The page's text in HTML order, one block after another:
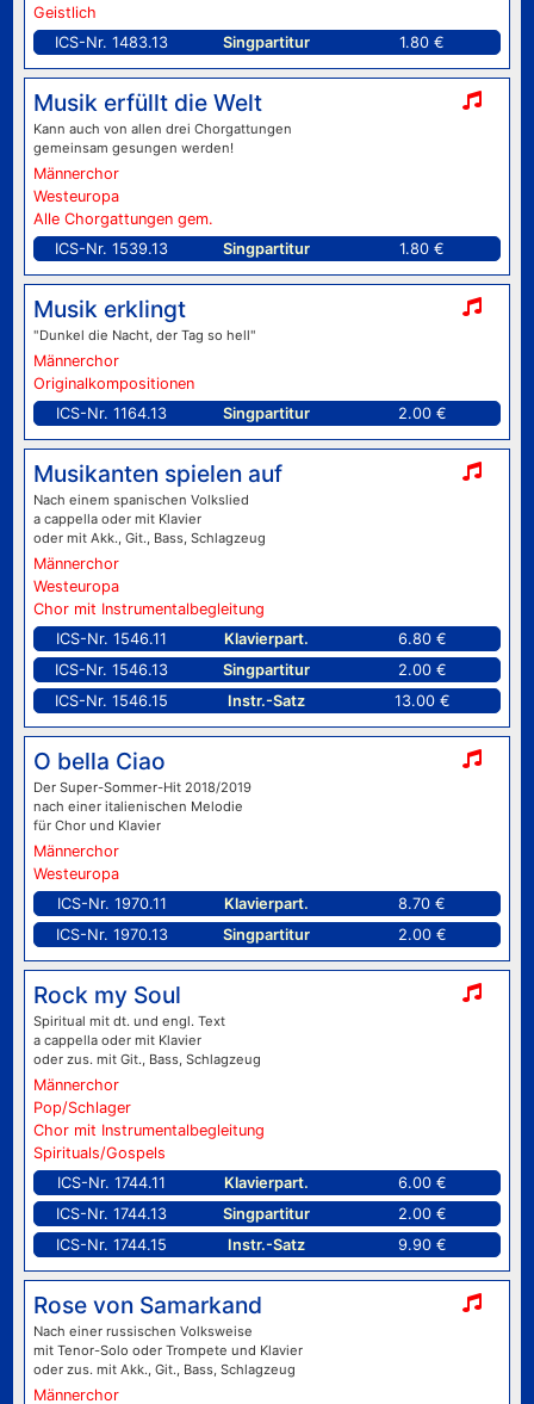
Geistlich
ICS-Nr. 1483.13
Singpartitur 1.80 €
Musik erfüllt die Welt
Kann auch von allen drei Chorgattungen
gemeinsam gesungen werden!
Männerchor
Westeuropa
Alle Chorgattungen gem.
ICS-Nr. 1539.13
Singpartitur 1.80 €
Musik erklingt
"Dunkel die Nacht, der Tag so hell"
Männerchor
Originalkompositionen
ICS-Nr. 1164.13
Singpartitur 2.00 €
Musikanten spielen auf
Nach einem spanischen Volkslied
a cappella oder mit Klavier
oder mit Akk., Git., Bass, Schlagzeug
Männerchor
Westeuropa
Chor mit Instrumentalbegleitung
ICS-Nr. 1546.11
Klavierpart.
6.80 €
ICS-Nr. 1546.13
Singpartitur
2.00 €
ICS-Nr. 1546.15
Instr.-Satz 13.00 €
O bella Ciao
Der Super-Sommer-Hit 2018/2019
nach einer italienischen Melodie
für Chor und Klavier
Männerchor
Westeuropa
ICS-Nr. 1970.11
Klavierpart.
8.70 €
ICS-Nr. 1970.13
Singpartitur 2.00 €
Rock my Soul
Spiritual mit dt. und engl. Text
a cappella oder mit Klavier
oder zus. mit Git., Bass, Schlagzeug
Männerchor
Pop/Schlager
Chor mit Instrumentalbegleitung
Spirituals/Gospels
ICS-Nr. 1744.11
Klavierpart.
6.00 €
ICS-Nr. 1744.13
Singpartitur
2.00 €
ICS-Nr. 1744.15
Instr.-Satz 9.90 €
Rose von Samarkand
Nach einer russischen Volksweise
mit Tenor-Solo oder Trompete und Klavier
oder zus. mit Akk., Git., Bass, Schlagzeug
Männerchor